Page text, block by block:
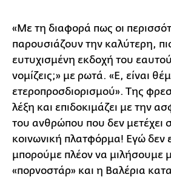
«Με τη διαφορά πως οι
παρουσιάζουν την καλύτερη,
ευτυχισμένη εκδοχή του εαυτού
νομίζεις;» με ρωτά. «Ε, είναι
ετεροπροσδιορισμού». Της
λέξη και επιδοκιμάζει με την
του ανθρώπου που δεν μετέχει
κοινωνική πλατφόρμα! Εγώ δεν
μπορούμε πλέον να μιλήσουμε
«πορνοστάρ» και η Βαλέρια